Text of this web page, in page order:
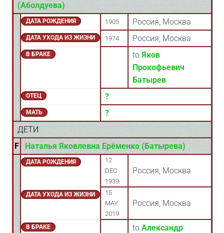
(Аболдуева)
ДАТА РОЖДЕНИЯ 1905 Россия, Москва
ДАТА УХОДА ИЗ ЖИЗНИ 1974 Россия, Москва
В БРАКЕ to Яков
Прокофьевич
Батырев
ОТЕЦ ?
МАТЬ
?
ДЕТИ
F
Наталья Яковлевна Ерёменко (Батырева)
ДАТА РОЖДЕНИЯ
12
DEC
1939
Россия, Москва
ДАТА УХОДА ИЗ ЖИЗНИ
15
MAY
2019
Россия, Москва
В БРАКЕ to Александр